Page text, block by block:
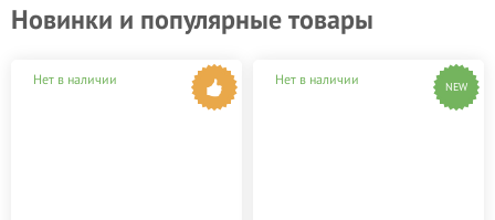
Новинки и популярные товары
Нет в наличии Нет в наличии NEW